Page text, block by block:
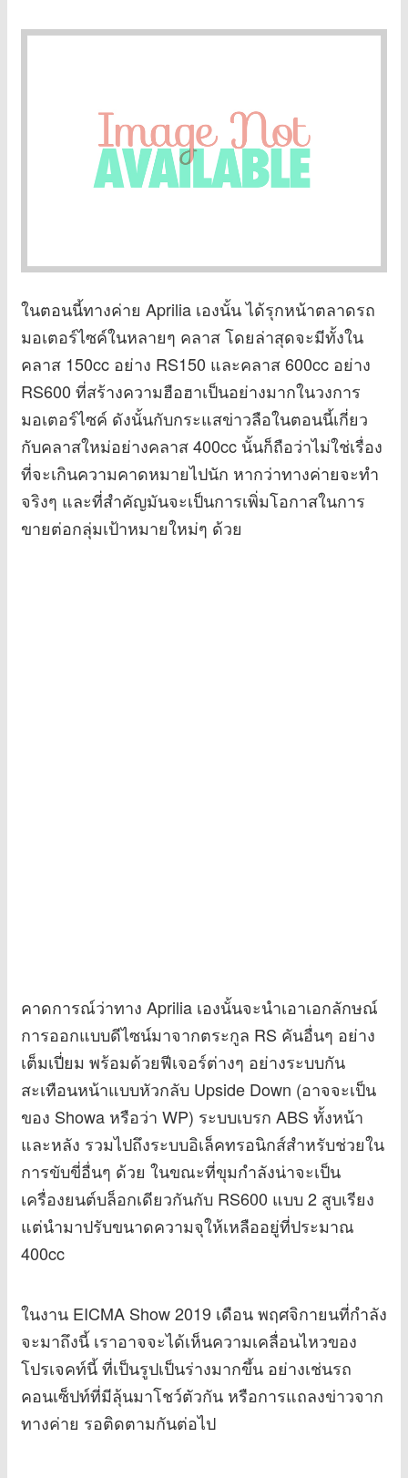
ในตอนนี้ทางค่าย Aprilia เองนั้น ได้รุกหน้าตลาดรถ
มอเตอร์ไซค์ในหลายๆ คลาส โดยล่าสุดจะมีทั้งใน
คลาส 150cc อย่าง RS150 และคลาส 600cc อย่าง
RS600 ที่สร้างความฮือฮาเป็นอย่างมากในวงการ
มอเตอร์ไซค์ ดังนั้นกับกระแสข่าวลือในตอนนี้เกี่ยว
กับคลาสใหม่อย่างคลาส 400cc นั้นก็ถือว่าไม่ใช่เรื่อง
ที่จะเกินความคาดหมายไปนัก หากว่าทางค่ายจะทำ
จริงๆ และที่สำคัญมันจะเป็นการเพิ่มโอกาสในการ
ขายต่อกลุ่มเป้าหมายใหม่ๆ ด้วย
คาดการณ์ว่าทาง Aprilia เองนั้นจะนำเอาเอกลักษณ์
การออกแบบดีไซน์มาจากตระกูล RS คันอื่นๆ อย่าง
เต็มเปี่ยม พร้อมด้วยฟีเจอร์ต่างๆ อย่างระบบกัน
สะเทือนหน้าแบบหัวกลับ Upside Down (อาจจะเป็น
ของ Showa หรือว่า WP) ระบบเบรก ABS ทั้งหน้า
และหลัง รวมไปถึงระบบอิเล็คทรอนิกส์สำหรับช่วยใน
การขับขี่อื่นๆ ด้วย ในขณะที่ขุมกำลังน่าจะเป็น
เครื่องยนต์บล็อกเดียวกันกับ RS600 แบบ 2 สูบเรียง
แต่นำมาปรับขนาดความจุให้เหลืออยู่ที่ประมาณ
400cc
ในงาน EICMA Show 2019 เดือน พฤศจิกายนที่กำลัง
จะมาถึงนี้ เราอาจจะได้เห็นความเคลื่อนไหวของ
โปรเจคท์นี้ ที่เป็นรูปเป็นร่างมากขึ้น อย่างเช่นรถ
คอนเซ็ปท์ที่มีลุ้นมาโชว์ตัวกัน หรือการแถลงข่าวจาก
ทางค่าย รอติดตามกันต่อไป